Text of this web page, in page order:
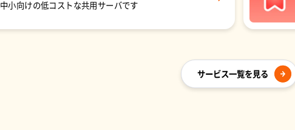
中小向けの低コストな共用サーバです
サービス一覧を見る